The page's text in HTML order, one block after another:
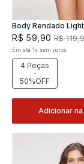
Body Rendado Light
R$ 59 90 R$ 119,
Em até1x sem juros
4 Peças
-
50%OFF
Adicionar